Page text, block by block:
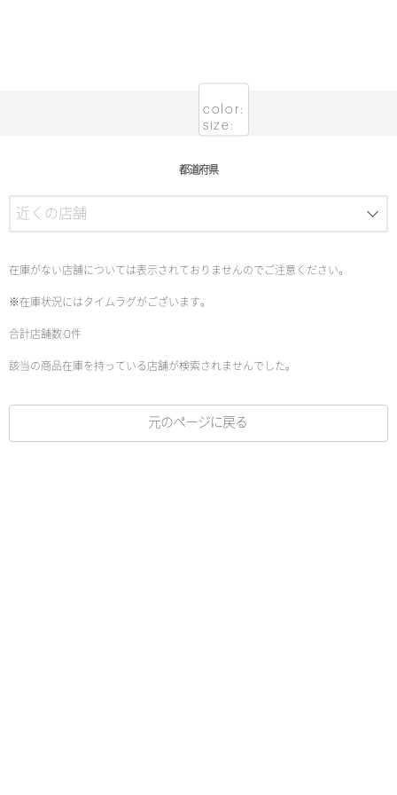
color:
size:
都道府県
在庫がない店舗については表示されておりませんのでご注意ください。
※在庫状況にはタイムラグがございます。
合計店舗数:0件
該当の商品在庫を持っている店舗が検索されませんでした。
元のページに戻る